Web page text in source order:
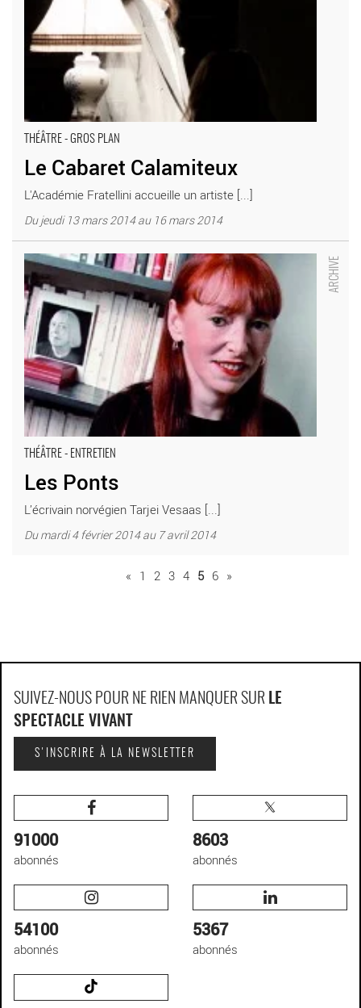
THÉÂTRE - GROS PLAN
Le Cabaret Calamiteux
L'Académie Fratellini accueille un artiste [...]
Du jeudi 13 mars 2014 au 16 mars 2014
THÉÂTRE - ENTRETIEN
Les Ponts
L’écrivain norvégien Tarjei Vesaas [...]
Du mardi 4 février 2014 au 7 avril 2014
Les Ponts - Critique sortie Théâtre La Plaine Saint-Denis
Académie Fratellini
« 1 2 3 4 5 6 »
SUIVEZ-NOUS POUR NE RIEN MANQUER SUR LE
SPECTACLE VIVANT
S'INSCRIRE À LA NEWSLETTER
91000
abonnés
8603
abonnés
54100
abonnés
5367
abonnés